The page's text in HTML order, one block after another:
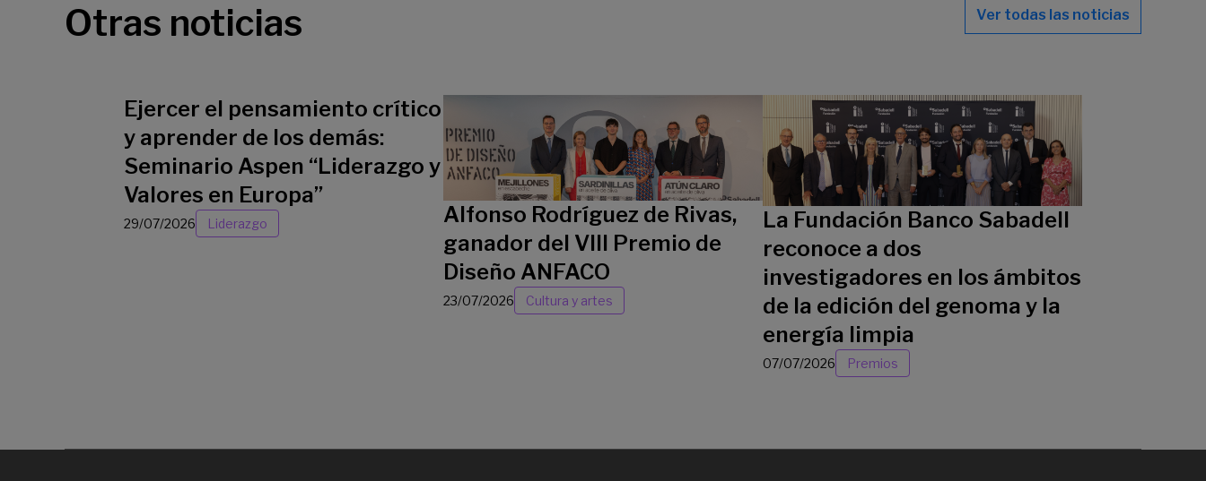
Otras noticias Ver todas las noticias
Ejercer el pensamiento crítico
y aprender de los demás:
Seminario Aspen “Liderazgo y
Valores en Europa”
29/07/2026 Liderazgo
Alfonso Rodríguez de Rivas,
ganador del VIII Premio de
Diseño ANFACO
23/07/2026 Cultura y artes
La Fundación Banco Sabadell
reconoce a dos
investigadores en los ámbitos
de la edición del genoma y la
energía limpia
07/07/2026 Premios